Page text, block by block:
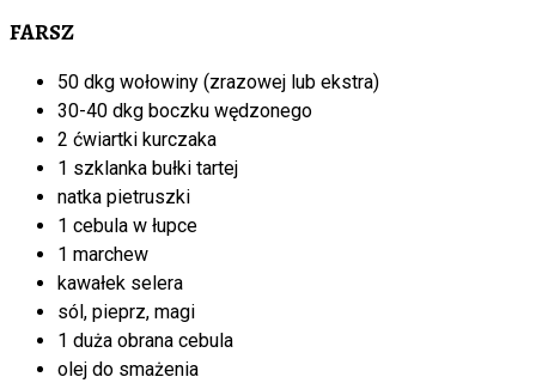
FARSZ
50 dkg wołowiny (zrazowej lub ekstra)
30-40 dkg boczku wędzonego
2 ćwiartki kurczaka
1 szklanka bułki tartej
natka pietruszki
1 cebula w łupce
1 marchew
kawałek selera
sól, pieprz, magi
1 duża obrana cebula
olej do smażenia